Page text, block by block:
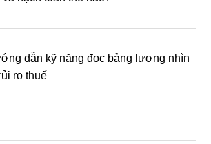
dẫn kỹ năng đọc bảng lương nhìn
ro thuế